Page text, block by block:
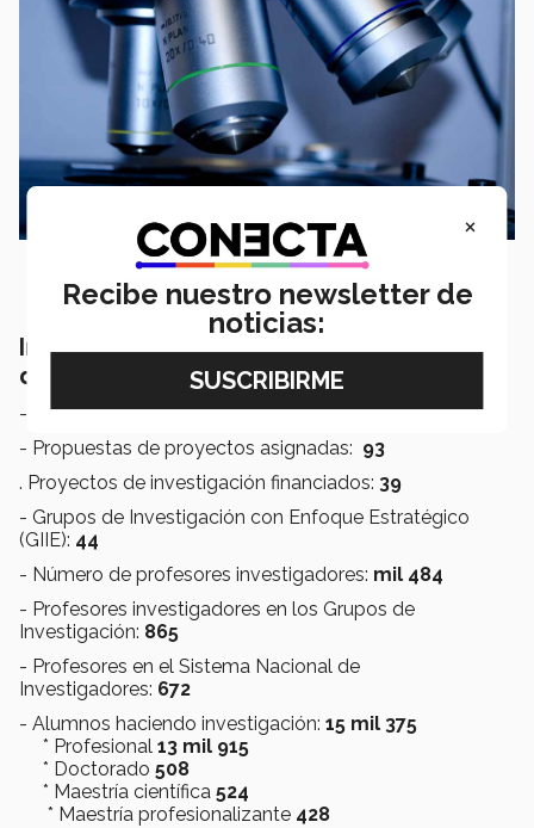
Indicadores de la productividad científica
del Tec de Monterrey
- Propuestas de proyectos solicitadas:329
- Propuestas de proyectos asignadas: 93
. Proyectos de investigación financiados: 39
- Grupos de Investigación con Enfoque Estratégico
(GIIE): 44
- Número de profesores investigadores: mil 484
- Profesores investigadores en los Grupos de
Investigación: 865
- Profesores en el Sistema Nacional de
Investigadores: 672
- Alumnos haciendo investigación: 15 mil 375
* Profesional 13 mil 915
* Doctorado 508
* Maestría científica 524
* Maestría profesionalizante 428
×
Recibe nuestro newsletter de
noticias: